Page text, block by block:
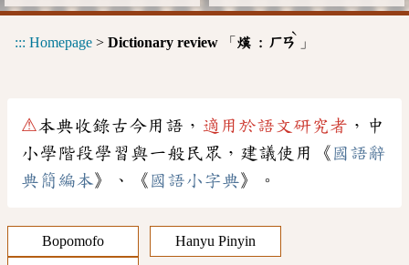
::: Homepage > Dictionary review 「 熯 : ㄏㄢ
ˋ
」
⚠本典收錄古今用語， 適用於語文研究者 ，中
小學階段學習與一般民眾，建議使用《 國語辭
典簡編本》、《 國語小字典》。
Bopomofo
Hanyu Pinyin